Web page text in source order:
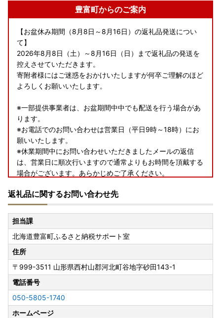
豊富町からのご案内
【お盆休み期間（8月8日～8月16日）の返礼品発送につい
て】
2026年8月8日（土）～8月16日（日）まで返礼品の発送を
控えさせていただきます。
寄附者様にはご迷惑をおかけいたしますが何卒ご理解のほど
よろしくお願いいたします。
※一部提供事業者は、お盆期間中中でも配送を行う場合があ
ります。
※お電話でのお問い合わせは営業日（平日9時～18時）にお
願いいたします。
※休業期間中にお問い合わせいただきましたメールの返信
は、営業日に順次行いますので通常よりもお時間を頂戴する
場合がございます。あらかじめご了承ください。
＝＝＝＝＝＝＝＝＝＝＝＝＝＝＝＝＝＝＝＝＝＝＝＝
※お電話でのお問い合わせは営業日（平日9時～18時）にお
願いいたします。
※休業期間中にお問い合わせいただきましたメールの返信
は、営業日に順次行いますので通常よりもお時間を頂戴する
場合がございます。あらかじめご了承ください。
◆寄附者の皆様へ◆
●〇豊富町ふるさと納税のワンストップ申請は、申請アプリ
「IAM」で簡単便利にスマホで完結！〇●
返礼品に関するお問い合わせ先
担当課
北海道豊富町ふるさと納税サポート室
住所
〒999-3511 山形県西村山郡河北町谷地字砂田143-1
電話番号
050-5805-1740
ホームページ